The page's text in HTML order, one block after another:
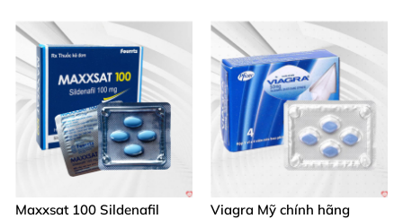
Maxxsat 100 Sildenafil
Viagra Mỹ chính hãng